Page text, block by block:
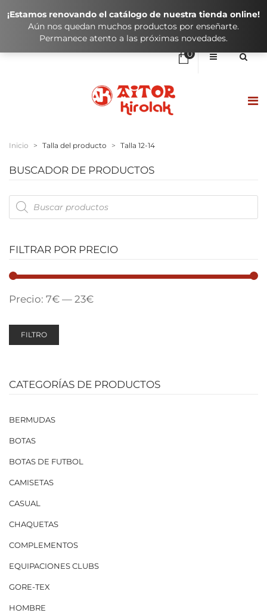
0
No hay elementos en el carrito
SUBTOTAL:
HASIERA / INICIO
DENDA / TIENDA
IKASTOLAK / COLEGIOS
Inicio > Talla del producto > Talla 12-14
BUSCADOR DE PRODUCTOS
Products
search
FILTRAR POR PRECIO
Precio: 7€ — 23€
FILTRO
CATEGORÍAS DE PRODUCTOS
BERMUDAS
BOTAS
BOTAS DE FUTBOL
CAMISETAS
CASUAL
CHAQUETAS
COMPLEMENTOS
EQUIPACIONES CLUBS
GORE-TEX
HOMBRE
¡Estamos renovando el catálogo de nuestra tienda online!
Aún nos quedan muchos productos por enseñarte.
Permanece atento a las próximas novedades.